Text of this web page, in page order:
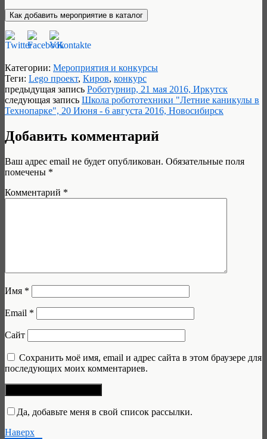
Категории: Мероприятия и конкурсы
Теги: Lego проект, Киров, конкурс
предыдущая запись Роботурнир, 21 мая 2016, Иркутск
следующая запись Школа робототехники "Летние каникулы в
Технопарке", 20 Июня - 6 августа 2016, Новосибирск
Добавить комментарий
Ваш адрес email не будет опубликован. Обязательные поля
помечены *
Комментарий *
Имя *
Email *
Сайт
Сохранить моё имя, email и адрес сайта в этом браузере для
последующих моих комментариев.
Да, добавьте меня в свой список рассылки.
Наверх